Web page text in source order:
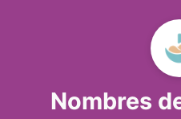
Nombres